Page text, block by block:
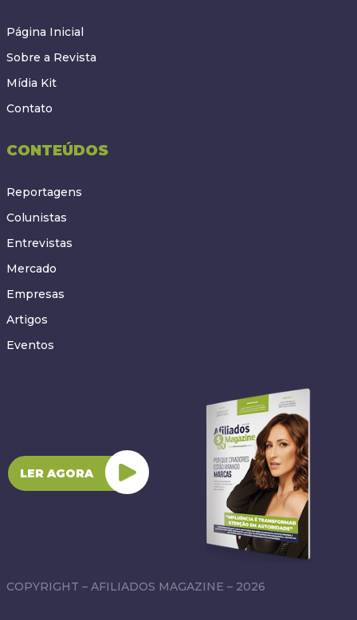
Página Inicial
Sobre a Revista
Mídia Kit
Contato
CONTEÚDOS
Reportagens
Colunistas
Entrevistas
Mercado
Empresas
Artigos
Eventos
LER AGORA
COPYRIGHT – AFILIADOS MAGAZINE – 2026